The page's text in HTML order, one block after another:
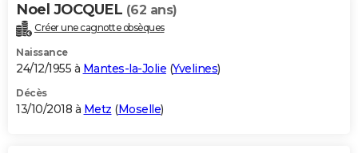
Noel JOCQUEL (62 ans)
Créer une cagnotte obsèques
Naissance
24/12/1955 à Mantes-la-Jolie (Yvelines)
Décès
13/10/2018 à Metz (Moselle)